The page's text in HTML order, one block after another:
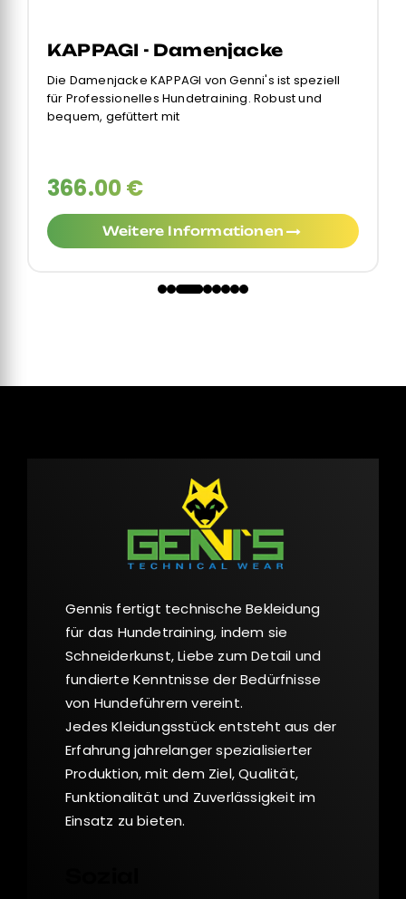
KAPPAGI - Damenjacke
Die Damenjacke KAPPAGI von Genni's ist speziell
für Professionelles Hundetraining. Robust und
bequem, gefüttert mit
366.00 €
Weitere Informationen
Gennis fertigt technische Bekleidung
für das Hundetraining, indem sie
Schneiderkunst, Liebe zum Detail und
fundierte Kenntnisse der Bedürfnisse
von Hundeführern vereint.
Jedes Kleidungsstück entsteht aus der
Erfahrung jahrelanger spezialisierter
Produktion, mit dem Ziel, Qualität,
Funktionalität und Zuverlässigkeit im
Einsatz zu bieten.